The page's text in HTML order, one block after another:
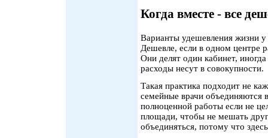
Когда вместе - все
Варианты удешевления жизни
Дешевле, если в одном центре
Они делят один кабинет,
расходы несут в совокупности.
Такая практика подходит не
семейные врачи объединяются
полноценной работы если не
площади, чтобы не мешать
объединяться, потому что